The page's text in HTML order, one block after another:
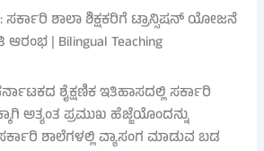
ಶೈಕ್ಷಣಿಕ ಇತಿಹಾಸದಲ್ಲಿ ಸರ್ಕಾರಿ
ಅತ್ಯಂತ ಪ್ರಮುಖ ಹೆಜ್ಜೆಯೊಂದನ್ನು
ಶಾಲೆಗಳಲ್ಲಿ ವ್ಯಾಸಂಗ ಮಾಡುವ ಬಡ